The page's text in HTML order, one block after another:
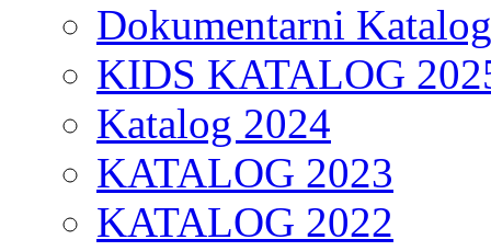
Dokumentarni Katalog
KIDS KATALOG
Katalog 2024
KATALOG 2023
KATALOG 2022